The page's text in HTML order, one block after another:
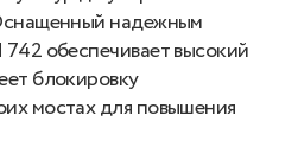
надежным
обеспечивает высокий
блокировку
мостах для повышения